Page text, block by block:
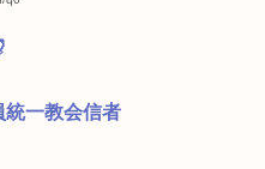
統一教会信者